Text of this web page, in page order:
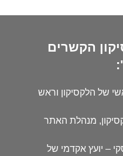
הקשרים
של הלקסיקון וראש
מנהלת האתר
– יועץ אקדמי של